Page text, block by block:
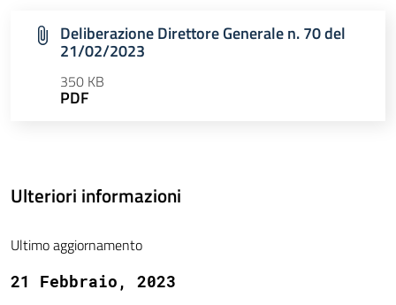
Deliberazione Direttore Generale n. 70 del
21/02/2023
350 KB
PDF
Ulteriori informazioni
Ultimo aggiornamento
21 Febbraio, 2023